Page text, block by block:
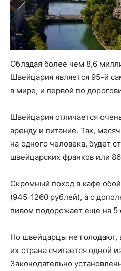
Обладая более чем 8,6
Швейцария является 95-й
в мире, и первой по
Швейцария отличается
аренду и питание. Так,
на одного человека, будет
швейцарских франков или
Скромный поход в кафе
(945-1260 рублей), а с
пивом подорожает еще на 5
Но швейцарцы не голодают,
их страна считается одной
Законодательно